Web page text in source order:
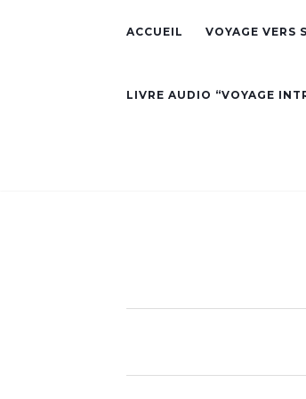
ACCUEIL VOYAGE VERS
LIVRE AUDIO “VOYAGE